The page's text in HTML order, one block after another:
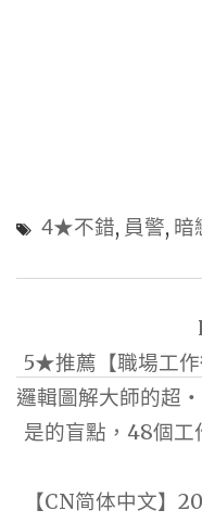
4★不錯, 員警, 暗
導
覽
5★推薦【職場工
邏輯圖解大師的超
是的盲點，48個工
【CN简体中文】